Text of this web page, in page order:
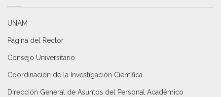
UNAM
Página del Rector
Consejo Universitario
Coordinación de la Investigación Científica
Dirección General de Asuntos del Personal Académico